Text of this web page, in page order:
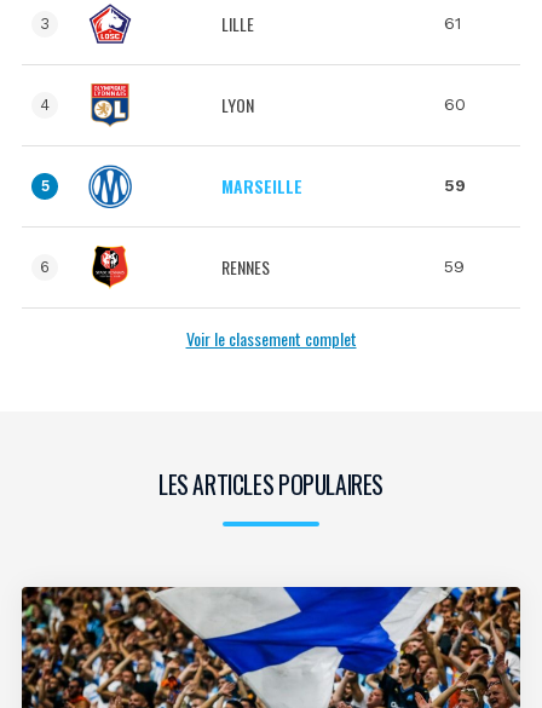
3 LILLE 61
4 LYON 60
5 MARSEILLE 59
6 RENNES 59
Voir le classement complet
LES ARTICLES POPULAIRES